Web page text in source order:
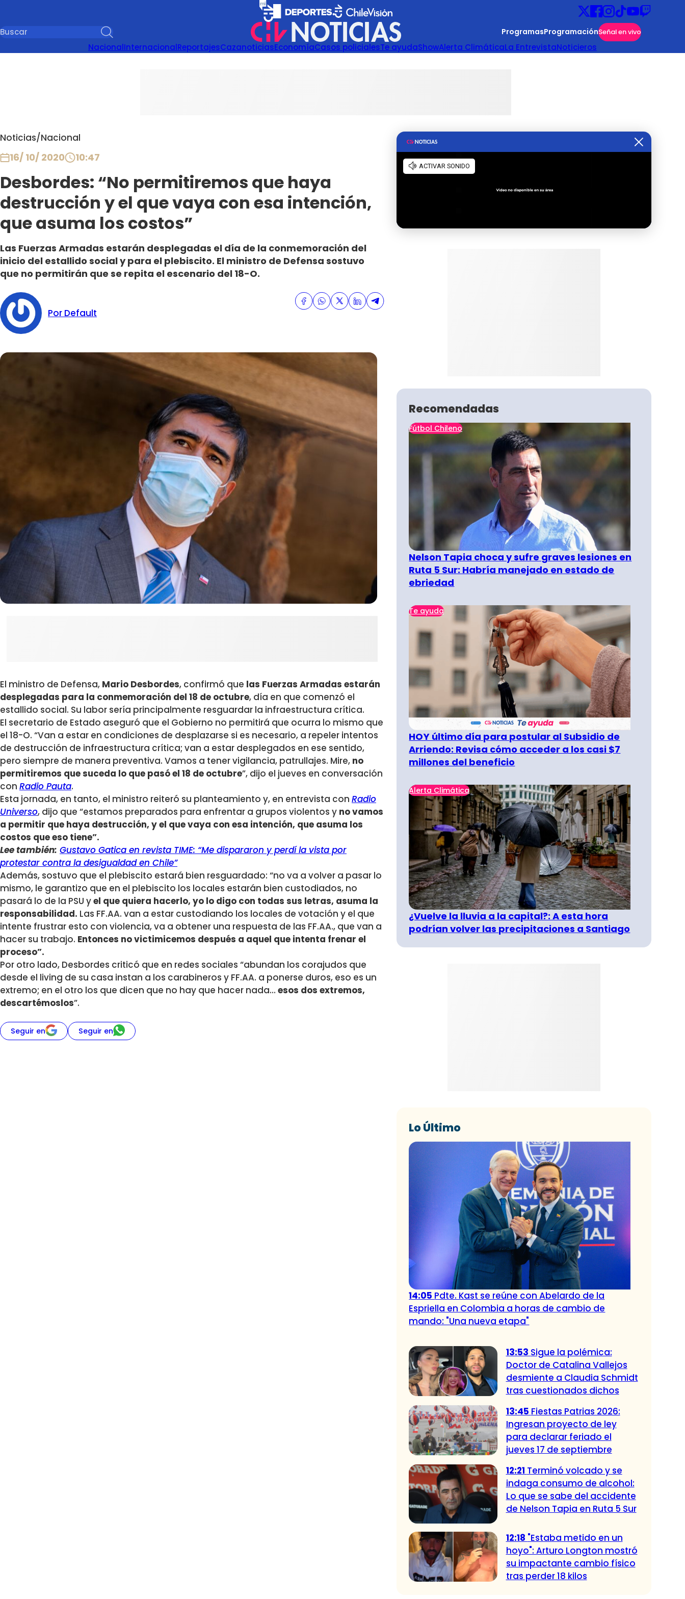
ProgramasProgramaciónSeñal en vivo
NacionalInternacionalReportajesCazanoticiasEconomíaCasos policialesTe ayudaShowAlerta ClimáticaLa EntrevistaNoticieros
Noticias/Nacional
16/ 10/ 2020 10:47
Desbordes: “No permitiremos que haya
destrucción y el que vaya con esa intención,
que asuma los costos”
Las Fuerzas Armadas estarán desplegadas el día de la conmemoración del
inicio del estallido social y para el plebiscito. El ministro de Defensa sostuvo
que no permitirán que se repita el escenario del 18-O.
Por Default
El ministro de Defensa, Mario Desbordes, confirmó que las Fuerzas Armadas estarán
desplegadas para la conmemoración del 18 de octubre, día en que comenzó el
estallido social. Su labor sería principalmente resguardar la infraestructura crítica.
El secretario de Estado aseguró que el Gobierno no permitirá que ocurra lo mismo que
el 18-O. “Van a estar en condiciones de desplazarse si es necesario, a repeler intentos
de destrucción de infraestructura crítica; van a estar desplegados en ese sentido,
pero siempre de manera preventiva. Vamos a tener vigilancia, patrullajes. Mire, no
permitiremos que suceda lo que pasó el 18 de octubre”, dijo el jueves en conversación
con Radio Pauta.
Esta jornada, en tanto, el ministro reiteró su planteamiento y, en entrevista con Radio
Universo, dijo que “estamos preparados para enfrentar a grupos violentos y no vamos
a permitir que haya destrucción, y el que vaya con esa intención, que asuma los
costos que eso tiene”.
Lee también: Gustavo Gatica en revista TIME: “Me dispararon y perdí la vista por
protestar contra la desigualdad en Chile”
Además, sostuvo que el plebiscito estará bien resguardado: “no va a volver a pasar lo
mismo, le garantizo que en el plebiscito los locales estarán bien custodiados, no
pasará lo de la PSU yel que quiera hacerlo, yo lo digo con todas sus letras, asuma la
responsabilidad. Las FF.AA. van a estar custodiando los locales de votación y el que
intente frustrar esto con violencia, va a obtener una respuesta de las FF.AA., que van a
hacer su trabajo. Entonces no victimicemos después a aquel que intenta frenar el
proceso”.
Por otro lado, Desbordes criticó que en redes sociales “abundan los corajudos que
desde el living de su casa instan a los carabineros y FF.AA. a ponerse duros, eso es un
extremo; en el otro los que dicen que no hay que hacer nada… esos dos extremos,
descartémoslos”.
Seguir en Seguir en
Recomendadas
Fútbol Chileno
Nelson Tapia choca y sufre graves lesiones en
Ruta 5 Sur: Habría manejado en estado de
ebriedad
Te ayuda
HOY último día para postular al Subsidio de
Arriendo: Revisa cómo acceder a los casi $7
millones del beneficio
Alerta Climática
¿Vuelve la lluvia a la capital?: A esta hora
podrían volver las precipitaciones a Santiago
Lo Último
14:05 Pdte. Kast se reúne con Abelardo de la
Espriella en Colombia a horas de cambio de
mando: "Una nueva etapa"
13:53 Sigue la polémica:
Doctor de Catalina Vallejos
desmiente a Claudia Schmidt
tras cuestionados dichos
13:45 Fiestas Patrias 2026:
Ingresan proyecto de ley
para declarar feriado el
jueves 17 de septiembre
12:21 Terminó volcado y se
indaga consumo de alcohol:
Lo que se sabe del accidente
de Nelson Tapia en Ruta 5 Sur
12:18 "Estaba metido en un
hoyo": Arturo Longton mostró
su impactante cambio físico
tras perder 18 kilos